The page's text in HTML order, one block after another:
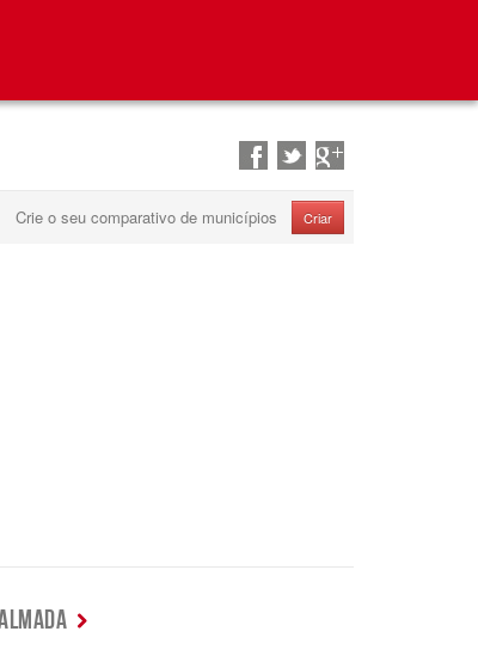
Partilhar
no
Partilhar
no
Partilhar
no
Crie o seu comparativo de municípios Criar